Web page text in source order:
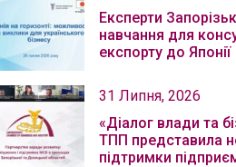
Експерти
навчання для
експорту до Японії
31 Липня, 2026
«Діалог влади та
ТПП представила
підтримки